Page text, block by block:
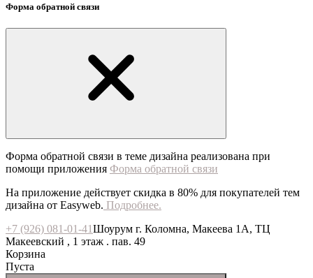
Форма обратной связи
Форма обратной связи в теме дизайна реализована при
помощи приложения Форма обратной связи
На приложение действует скидка в 80% для покупателей тем
дизайна от Easyweb. Подробнее.
+7 (926) 081-01-41Шоурум г. Коломна, Макеева 1А, ТЦ
Макеевский , 1 этаж . пав. 49
Корзина
Пуста